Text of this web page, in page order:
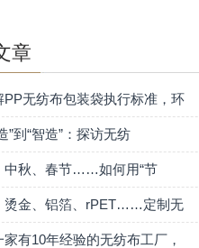
章
PP无纺布包装袋执行标准，环
”到“智造”：探访无纺
中秋、春节……如何用“节
烫金、铝箔、rPET……定制无
家有10年经验的无纺布工厂，